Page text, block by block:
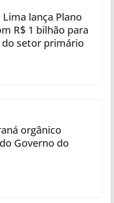
lança Plano
R$ 1 bilhão para
setor primário
orgânico
Governo do